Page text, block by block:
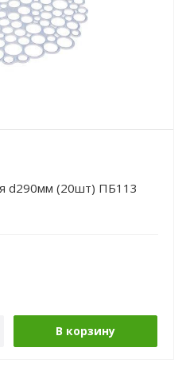
d290мм (20шт) ПБ113
В корзину